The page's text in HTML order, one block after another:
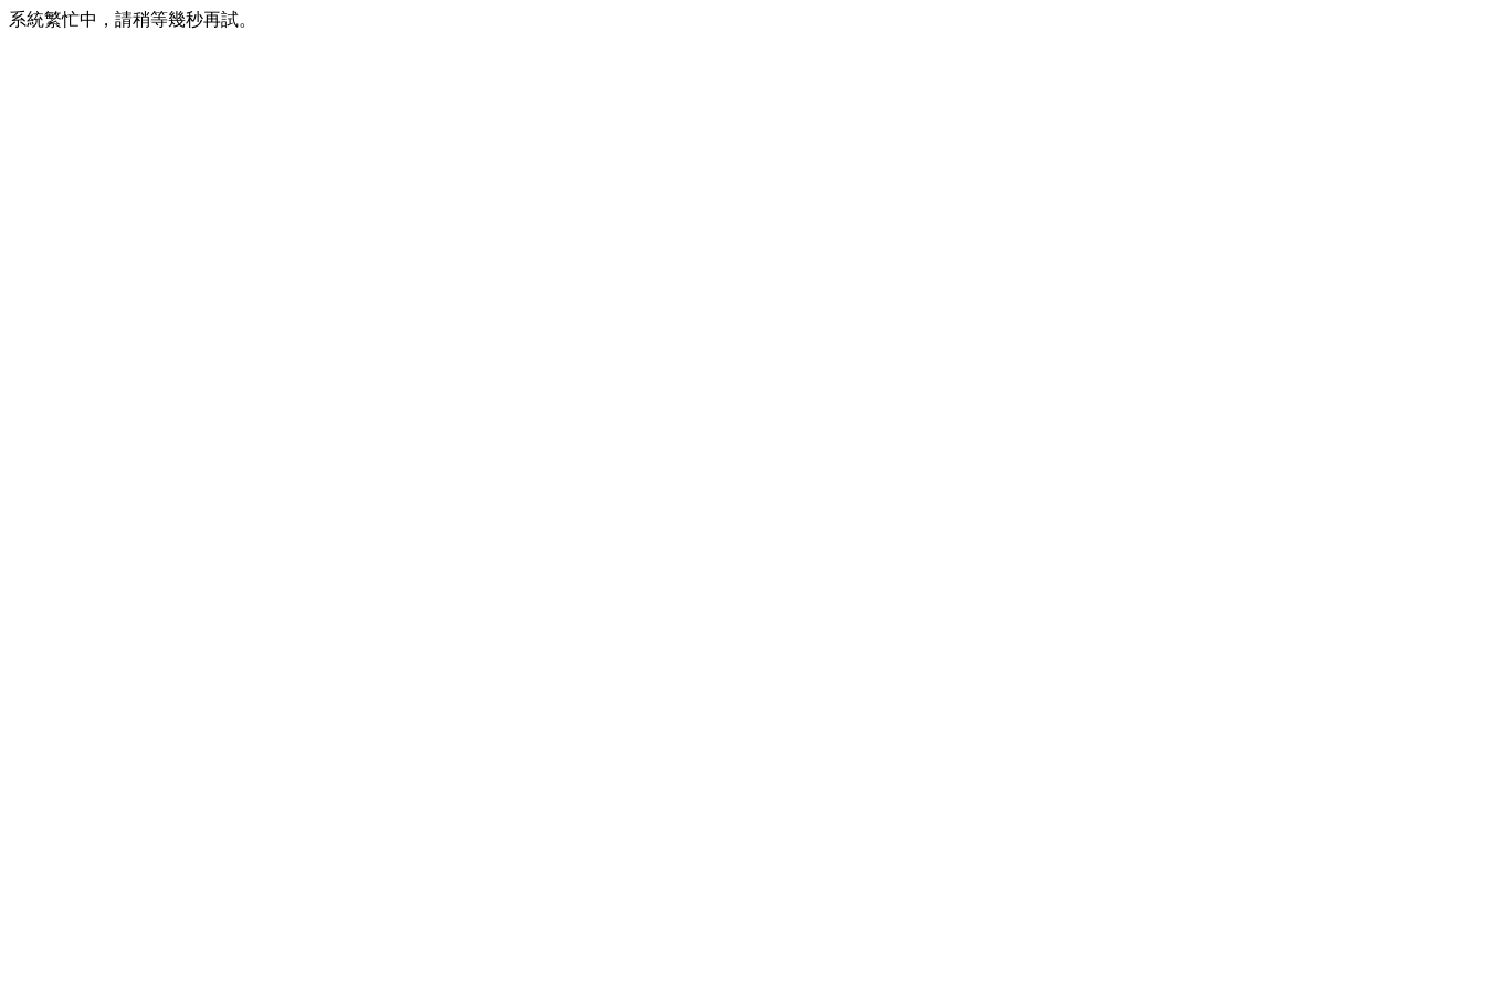
系統繁忙中，請稍等幾秒再試。